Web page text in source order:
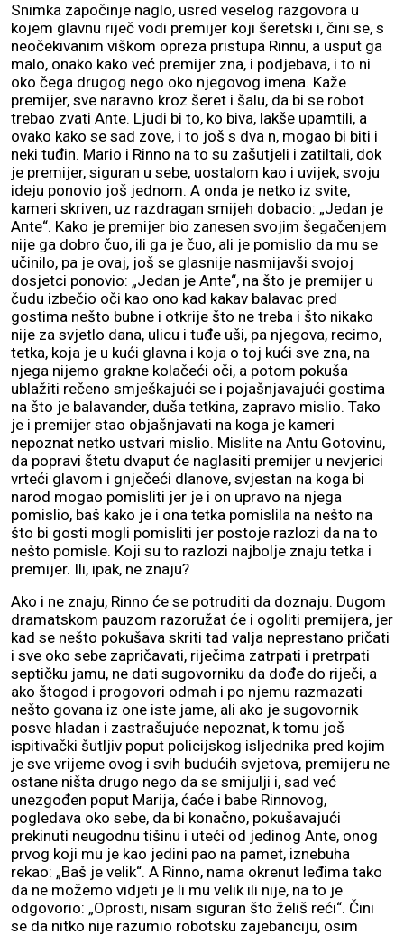
Snimka započinje naglo, usred veselog razgovora u
kojem glavnu riječ vodi premijer koji šeretski i, čini se, s
neočekivanim viškom opreza pristupa Rinnu, a usput ga
malo, onako kako već premijer zna, i podjebava, i to ni
oko čega drugog nego oko njegovog imena. Kaže
premijer, sve naravno kroz šeret i šalu, da bi se robot
trebao zvati Ante. Ljudi bi to, ko biva, lakše upamtili, a
ovako kako se sad zove, i to još s dva n, mogao bi biti i
neki tuđin. Mario i Rinno na to su zašutjeli i zatiltali, dok
je premijer, siguran u sebe, uostalom kao i uvijek, svoju
ideju ponovio još jednom. A onda je netko iz svite,
kameri skriven, uz razdragan smijeh dobacio: „Jedan je
Ante“. Kako je premijer bio zanesen svojim šegačenjem
nije ga dobro čuo, ili ga je čuo, ali je pomislio da mu se
učinilo, pa je ovaj, još se glasnije nasmijavši svojoj
dosjetci ponovio: „Jedan je Ante“, na što je premijer u
čudu izbečio oči kao ono kad kakav balavac pred
gostima nešto bubne i otkrije što ne treba i što nikako
nije za svjetlo dana, ulicu i tuđe uši, pa njegova, recimo,
tetka, koja je u kući glavna i koja o toj kući sve zna, na
njega nijemo grakne kolačeći oči, a potom pokuša
ublažiti rečeno smješkajući se i pojašnjavajući gostima
na što je balavander, duša tetkina, zapravo mislio. Tako
je i premijer stao objašnjavati na koga je kameri
nepoznat netko ustvari mislio. Mislite na Antu Gotovinu,
da popravi štetu dvaput će naglasiti premijer u nevjerici
vrteći glavom i gnječeći dlanove, svjestan na koga bi
narod mogao pomisliti jer je i on upravo na njega
pomislio, baš kako je i ona tetka pomislila na nešto na
što bi gosti mogli pomisliti jer postoje razlozi da na to
nešto pomisle. Koji su to razlozi najbolje znaju tetka i
premijer. Ili, ipak, ne znaju?
Ako i ne znaju, Rinno će se potruditi da doznaju. Dugom
dramatskom pauzom razoružat će i ogoliti premijera, jer
kad se nešto pokušava skriti tad valja neprestano pričati
i sve oko sebe zapričavati, riječima zatrpati i pretrpati
septičku jamu, ne dati sugovorniku da dođe do riječi, a
ako štogod i progovori odmah i po njemu razmazati
nešto govana iz one iste jame, ali ako je sugovornik
posve hladan i zastrašujuće nepoznat, k tomu još
ispitivački šutljiv poput policijskog isljednika pred kojim
je sve vrijeme ovog i svih budućih svjetova, premijeru ne
ostane ništa drugo nego da se smijulji i, sad već
unezgođen poput Marija, ćaće i babe Rinnovog,
pogledava oko sebe, da bi konačno, pokušavajući
prekinuti neugodnu tišinu i uteći od jedinog Ante, onog
prvog koji mu je kao jedini pao na pamet, iznebuha
rekao: „Baš je velik“. A Rinno, nama okrenut leđima tako
da ne možemo vidjeti je li mu velik ili nije, na to je
odgovorio: „Oprosti, nisam siguran što želiš reći“. Čini
se da nitko nije razumio robotsku zajebanciju, osim